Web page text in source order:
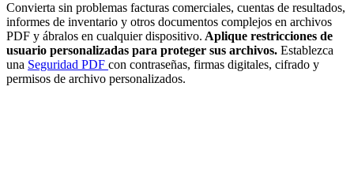
Convierta sin problemas facturas comerciales, cuentas de resultados,
informes de inventario y otros documentos complejos en archivos
PDF y ábralos en cualquier dispositivo. Aplique restricciones de
usuario personalizadas para proteger sus archivos. Establezca
una Seguridad PDF con contraseñas, firmas digitales, cifrado y
permisos de archivo personalizados.